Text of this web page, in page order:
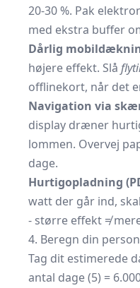
20-30 %. Pak
med ekstra buffer
Dårlig
højere effekt. Slå
offlinekort, når det
Navigation via
display dræner
lommen. Overvej
dage.
Hurtigopladning
watt der går ind,
- større effekt ≠
4. Beregn din
Tag dit estimerede
antal dage (5) =